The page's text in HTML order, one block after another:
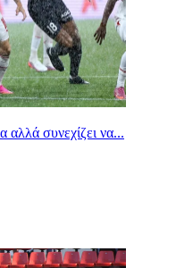
συνεχίζει να...